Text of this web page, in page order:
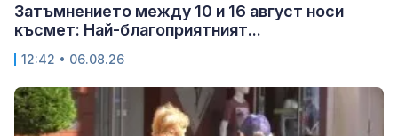
Затъмнението между 10 и 16 август носи
късмет: Най-благоприятният...
12:42 • 06.08.26